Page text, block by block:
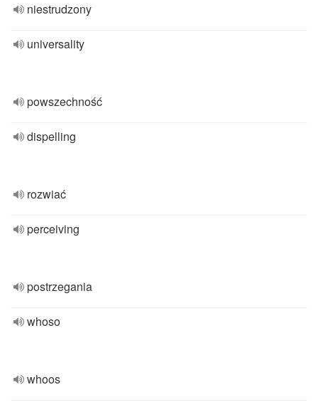
niestrudzony
universality
powszechność
dispelling
rozwiać
perceiving
postrzegania
whoso
whoos